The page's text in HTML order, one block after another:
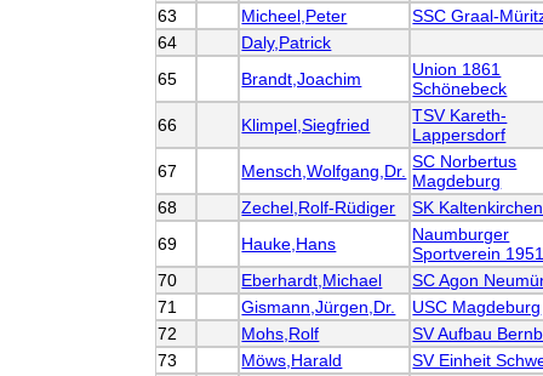
63
Micheel,Peter
SSC Graal-
64
Daly,Patrick
65
Brandt,Joachim
Union 1861
Schönebeck
66
Klimpel,Siegfried
TSV Kareth-
Lappersdorf
67
Mensch,Wolfgang,Dr. SC Norbertus
Magdeburg
68
Zechel,Rolf-Rüdiger
SK Kaltenkirchen
69
Hauke,Hans
Naumburger
Sportverein
70
Eberhardt,Michael
SC Agon
71
Gismann,Jürgen,Dr.
USC Magdeburg
72
Mohs,Rolf
SV Aufbau
73
Möws,Harald
SV Einheit